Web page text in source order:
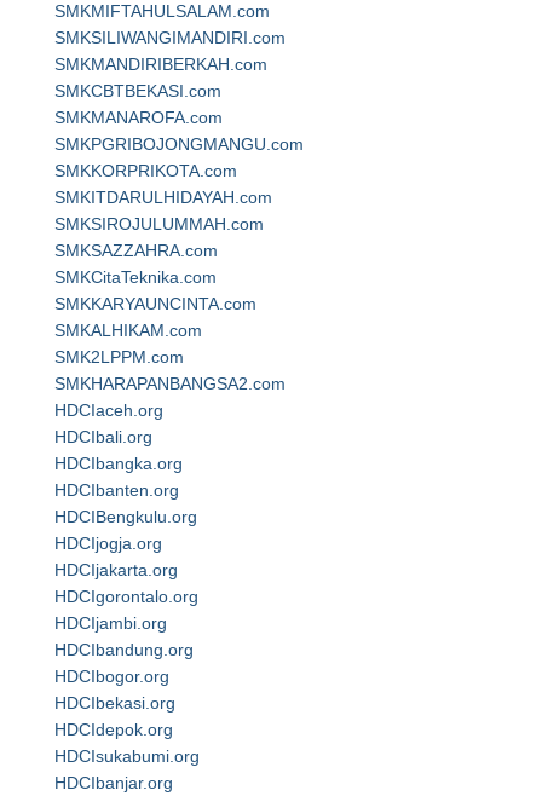
SMKMIFTAHULSALAM.com
SMKSILIWANGIMANDIRI.com
SMKMANDIRIBERKAH.com
SMKCBTBEKASI.com
SMKMANAROFA.com
SMKPGRIBOJONGMANGU.com
SMKKORPRIKOTA.com
SMKITDARULHIDAYAH.com
SMKSIROJULUMMAH.com
SMKSAZZAHRA.com
SMKCitaTeknika.com
SMKKARYAUNCINTA.com
SMKALHIKAM.com
SMK2LPPM.com
SMKHARAPANBANGSA2.com
HDCIaceh.org
HDCIbali.org
HDCIbangka.org
HDCIbanten.org
HDCIBengkulu.org
HDCIjogja.org
HDCIjakarta.org
HDCIgorontalo.org
HDCIjambi.org
HDCIbandung.org
HDCIbogor.org
HDCIbekasi.org
HDCIdepok.org
HDCIsukabumi.org
HDCIbanjar.org